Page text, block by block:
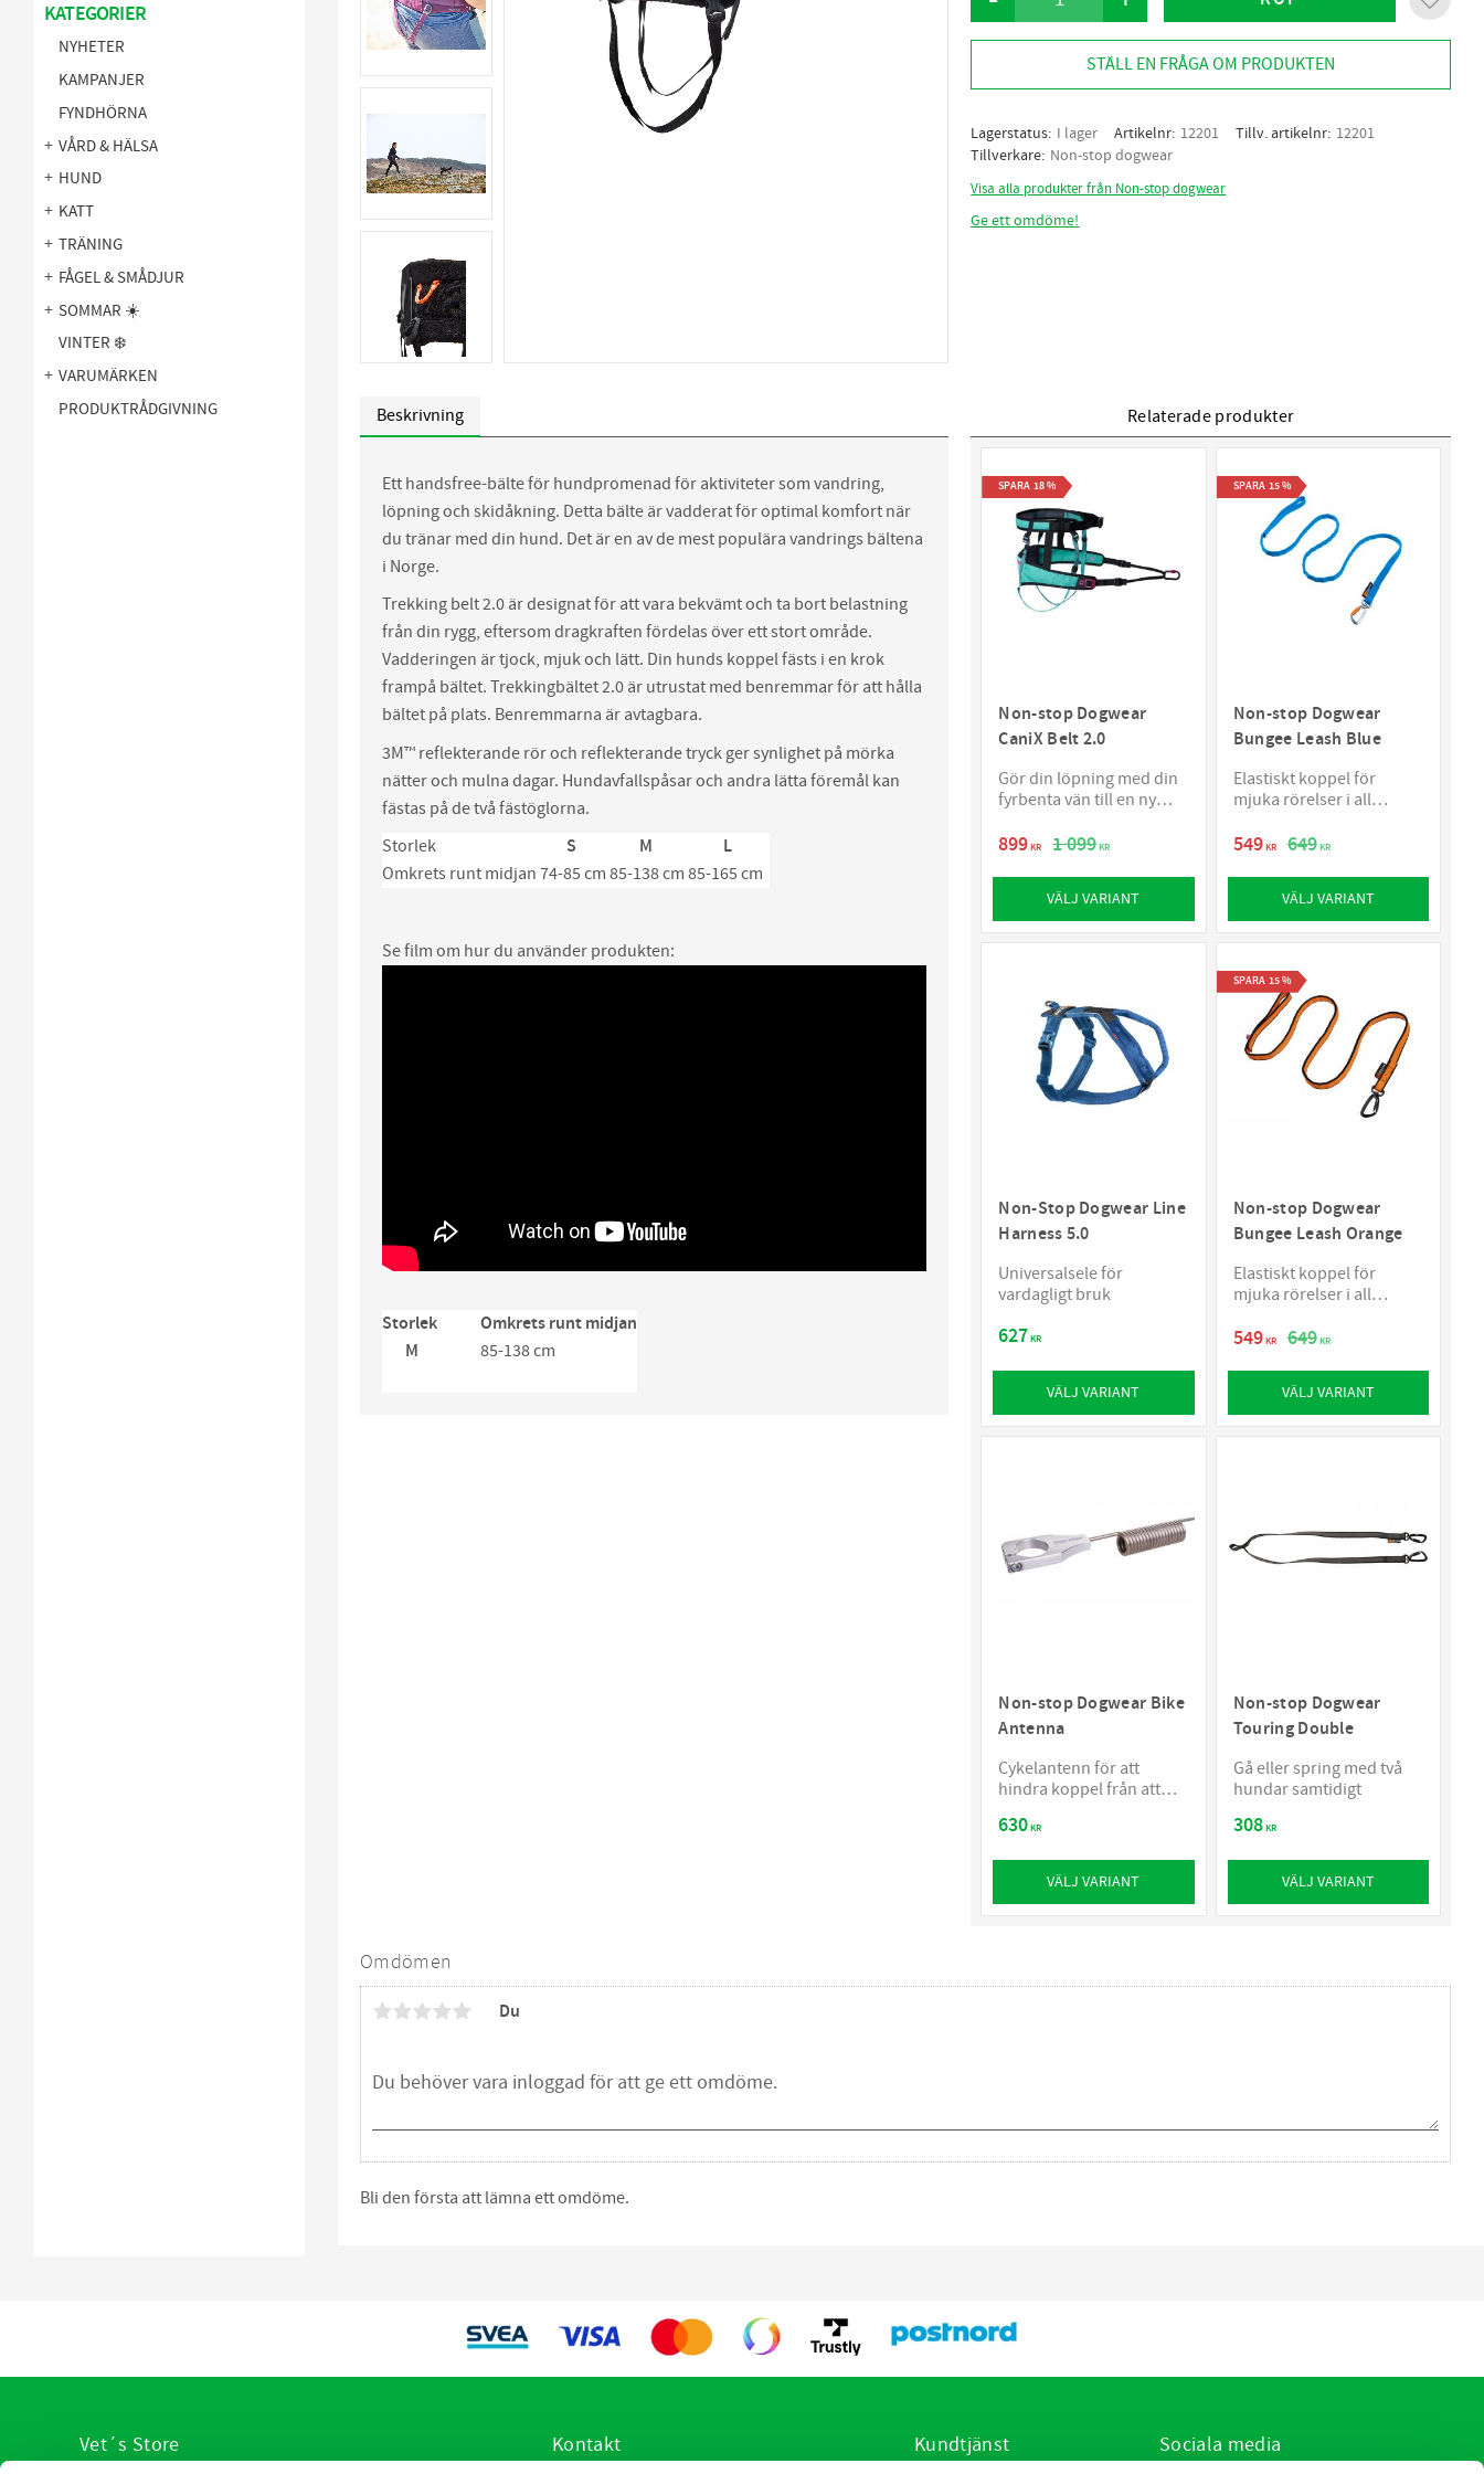
Lägg
STÄLL EN FRÅGA OM PRODUKTEN
Lagerstatus I lager Artikelnr 12201 Tillv. artikelnr 12201
Tillverkare Non-stop dogwear
Visa alla produkter från Non-stop dogwear
Ge ett omdöme!
Beskrivning
Ett handsfree-bälte för hundpromenad för aktiviteter som vandring,
löpning och skidåkning. Detta bälte är vadderat för optimal komfort när
du tränar med din hund. Det är en av de mest populära vandrings bältena
i Norge.
Trekking belt 2.0 är designat för att vara bekvämt och ta bort belastning
från din rygg, eftersom dragkraften fördelas över ett stort område.
Vadderingen är tjock, mjuk och lätt. Din hunds koppel fästs i en krok
frampå bältet. Trekkingbältet 2.0 är utrustat med benremmar för att hålla
bältet på plats. Benremmarna är avtagbara.
3M™ reflekterande rör och reflekterande tryck ger synlighet på mörka
nätter och mulna dagar. Hundavfallspåsar och andra lätta föremål kan
fästas på de två fästöglorna.
Storlek
S M L
Omkrets runt midjan 74-85 cm 85-138 cm 85-165 cm
Se film om hur du använder produkten:
Storlek Omkrets runt midjan
M
85-138 cm
Omdömen
Du
Bli den första att lämna ett omdöme.
Relaterade produkter
Non-stop Dogwear
CaniX Belt 2.0
Gör din löpning med din
fyrbenta vän till en ny
899KR 1 099KR
SPARA 18%
VÄLJ VARIANT
Non-stop Dogwear
Bungee Leash Blue
Elastiskt koppel för
mjuka rörelser i all
549KR 649KR
SPARA 15%
VÄLJ VARIANT
Non-Stop Dogwear Line
Harness 5.0
Universalsele för
vardagligt bruk
627KR
VÄLJ VARIANT
Non-stop Dogwear
Bungee Leash Orange
Elastiskt koppel för
mjuka rörelser i all
549KR 649KR
SPARA 15%
VÄLJ VARIANT
Non-stop Dogwear Bike
Antenna
​Cykelantenn för att
hindra koppel från att
630KR
VÄLJ VARIANT
Non-stop Dogwear
Touring Double
Gå eller spring med två
hundar samtidigt
308KR
VÄLJ VARIANT
KATEGORIER
NYHETER
KAMPANJER
FYNDHÖRNA
VÅRD & HÄLSA
HUND
KATT
TRÄNING
FÅGEL & SMÅDJUR
SOMMAR ☀️
VINTER ❄️
VARUMÄRKEN
PRODUKTRÅDGIVNING
Vet´s Store Kontakt Kundtjänst Sociala media